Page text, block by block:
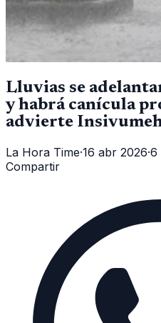
Lluvias se
y habrá canícula
advierte
La Hora Time·16 abr 2026·6
Compartir